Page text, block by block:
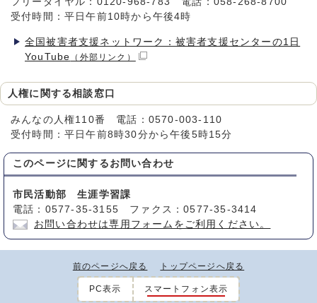
受付時間：平日午前10時から午後4時
全国被害者支援ネットワーク：被害者支援センターの1日
YouTube （外部リンク）
人権に関する相談窓口
みんなの人権110番 電話：0570-003-110
受付時間：平日午前8時30分から午後5時15分
このページに関する お問い合わせ
市民活動部 生涯学習課
電話：0577-35-3155 ファクス：0577-35-3414
お問い合わせは専用フォームをご利用ください。
前のページへ戻る トップページへ戻る
PC表示 スマートフォン表示